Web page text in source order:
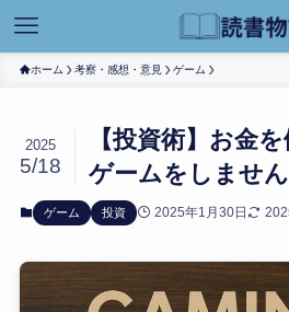
ホーム 考察・感想・意見 ゲーム
【投資術】お金
ゲームをしませ
2025
5/18
ゲーム 投資 2025年1月30日